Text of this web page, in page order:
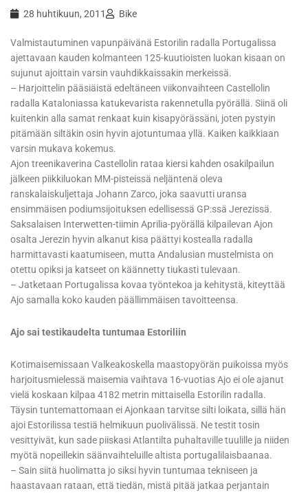
28 huhtikuun, 2011 Bike
Valmistautuminen vapunpäivänä Estorilin radalla Portugalissa
ajettavaan kauden kolmanteen 125-kuutioisten luokan kisaan on
sujunut ajoittain varsin vauhdikkaissakin merkeissä.
– Harjoittelin pääsiäistä edeltäneen viikonvaihteen Castellolin
radalla Kataloniassa katukevarista rakennetulla pyörällä. Siinä oli
kuitenkin alla samat renkaat kuin kisapyörässäni, joten pystyin
pitämään siltäkin osin hyvin ajotuntumaa yllä. Kaiken kaikkiaan
varsin mukava kokemus.
Ajon treenikaverina Castellolin rataa kiersi kahden osakilpailun
jälkeen piikkiluokan MM-pisteissä neljäntenä oleva
ranskalaiskuljettaja Johann Zarco, joka saavutti uransa
ensimmäisen podiumsijoituksen edellisessä GP:ssä Jerezissä.
Saksalaisen Interwetten-tiimin Aprilia-pyörällä kilpailevan Ajon
osalta Jerezin hyvin alkanut kisa päättyi kostealla radalla
harmittavasti kaatumiseen, mutta Andalusian mustelmista on
otettu opiksi ja katseet on käännetty tiukasti tulevaan.
– Jatketaan Portugalissa kovaa työntekoa ja kehitystä, kiteyttää
Ajo samalla koko kauden päällimmäisen tavoitteensa.
Ajo sai testikaudelta tuntumaa Estoriliin
Kotimaisemissaan Valkeakoskella maastopyörän puikoissa myös
harjoitusmielessä maisemia vaihtava 16-vuotias Ajo ei ole ajanut
vielä koskaan kilpaa 4182 metrin mittaisella Estorilin radalla.
Täysin tuntemattomaan ei Ajonkaan tarvitse silti loikata, sillä hän
ajoi Estorilissa testiä helmikuun puolivälissä. Ne testit tosin
vesittyivät, kun sade piiskasi Atlantilta puhaltaville tuulille ja niiden
myötä nopeillekin säänvaihteluille altista portugalilaisbaanaa.
– Sain siitä huolimatta jo siksi hyvin tuntumaa tekniseen ja
haastavaan rataan, että tiedän, mistä pitää jatkaa perjantain